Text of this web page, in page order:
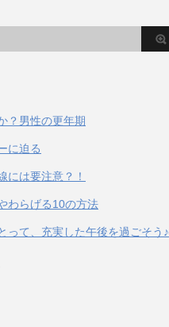
？男性の更年期
に迫る
には要注意？！
わらげる10の方法
って、充実した午後を過ごそう♪